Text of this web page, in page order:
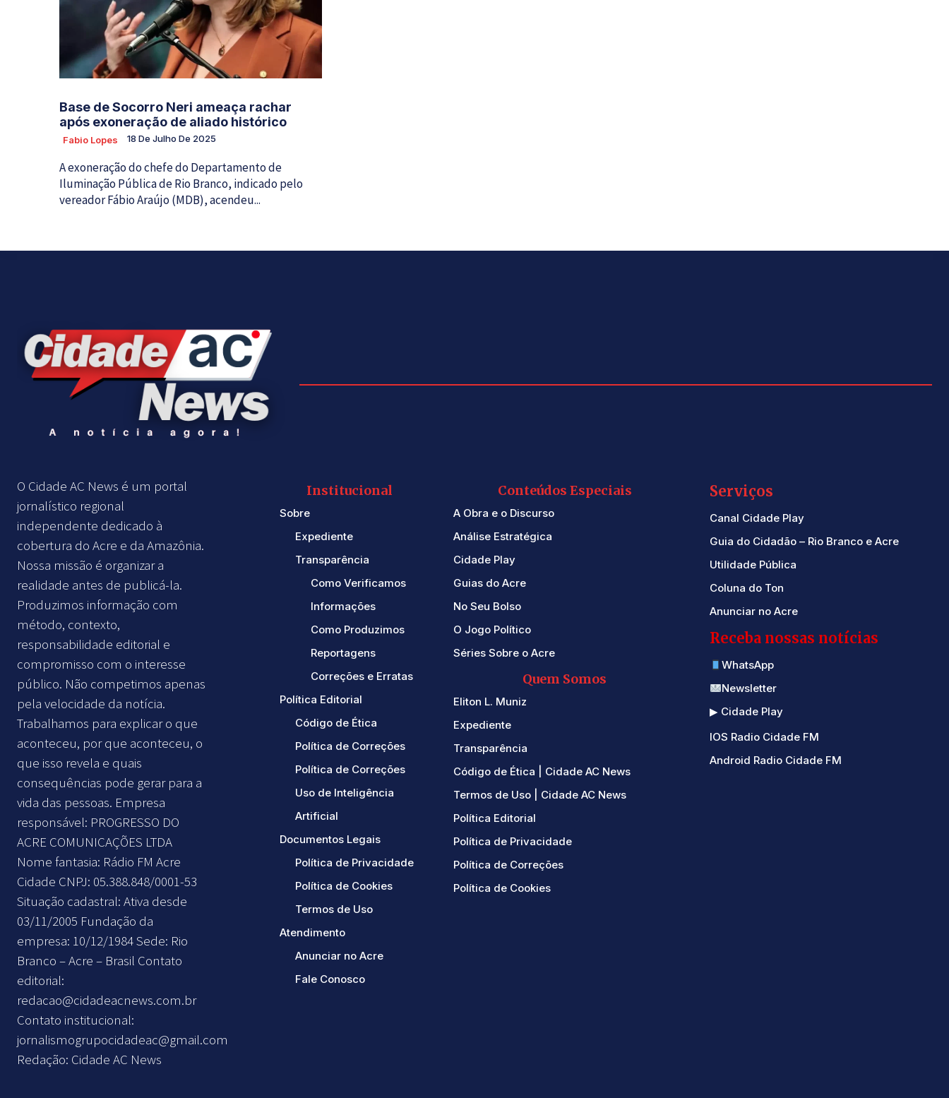
Base de Socorro Neri ameaça rachar
após exoneração de aliado histórico
Fabio Lopes 18 De Julho De 2025
A exoneração do chefe do Departamento de
Iluminação Pública de Rio Branco, indicado pelo
vereador Fábio Araújo (MDB), acendeu...
O Cidade AC News é um portal
jornalístico regional
independente dedicado à
cobertura do Acre e da Amazônia.
Nossa missão é organizar a
realidade antes de publicá-la.
Produzimos informação com
método, contexto,
responsabilidade editorial e
compromisso com o interesse
público. Não competimos apenas
pela velocidade da notícia.
Trabalhamos para explicar o que
aconteceu, por que aconteceu, o
que isso revela e quais
consequências pode gerar para a
vida das pessoas. Empresa
responsável: PROGRESSO DO
ACRE COMUNICAÇÕES LTDA
Nome fantasia: Rádio FM Acre
Cidade CNPJ: 05.388.848/0001-53
Situação cadastral: Ativa desde
03/11/2005 Fundação da
empresa: 10/12/1984 Sede: Rio
Branco – Acre – Brasil Contato
editorial:
redacao@cidadeacnews.com.br
Contato institucional:
jornalismogrupocidadeac@gmail.com
Redação: Cidade AC News
Institucional
Sobre
Expediente
Transparência
Como Verificamos
Informações
Como Produzimos
Reportagens
Correções e Erratas
Política Editorial
Código de Ética
Política de Correções
Política de Correções
Uso de Inteligência
Artificial
Documentos Legais
Política de Privacidade
Política de Cookies
Termos de Uso
Atendimento
Anunciar no Acre
Fale Conosco
Conteúdos Especiais
A Obra e o Discurso
Análise Estratégica
Cidade Play
Guias do Acre
No Seu Bolso
O Jogo Político
Séries Sobre o Acre
Quem Somos
Eliton L. Muniz
Expediente
Transparência
Código de Ética | Cidade AC News
Termos de Uso | Cidade AC News
Política Editorial
Política de Privacidade
Política de Correções
Política de Cookies
Serviços
Canal Cidade Play
Guia do Cidadão – Rio Branco e Acre
Utilidade Pública
Coluna do Ton
Anunciar no Acre
Receba nossas notícias
WhatsApp
Newsletter
▶ Cidade Play
IOS Radio Cidade FM
Android Radio Cidade FM